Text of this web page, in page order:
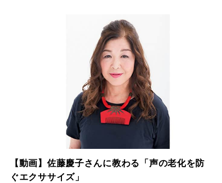
【動画】佐藤慶子さんに教わる「声の老化を防
ぐエクササイズ」